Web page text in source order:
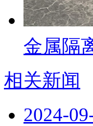
金属隔
相关新闻
2024-